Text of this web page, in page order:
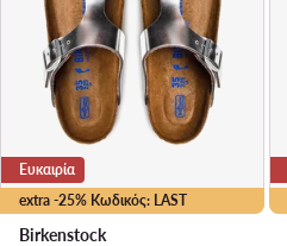
extra -25% Κωδικός: LAST
Ευκαιρία
Birkenstock